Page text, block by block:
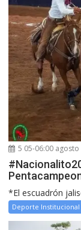
5 05-06:00
*El escuadrón
Deporte Institucional